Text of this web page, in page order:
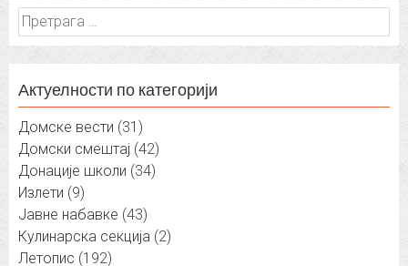
Претрага
за:
Актуелности по категорији
Домске вести (31)
Домски смештај (42)
Донације школи (34)
Излети (9)
Јавне набавке (43)
Кулинарска секција (2)
Летопис (192)